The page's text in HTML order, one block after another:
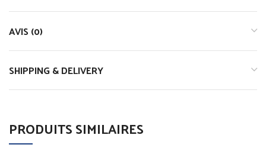
AVIS (0)
SHIPPING & DELIVERY
PRODUITS SIMILAIRES